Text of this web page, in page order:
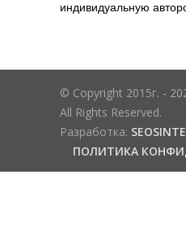
индивидуальную
© Copyright 2015г. -
All Rights Reserved.
Разработка:
ПОЛИТИКА